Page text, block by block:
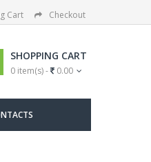
Cart Checkout
SHOPPING CART
0 item(s) - 0.00